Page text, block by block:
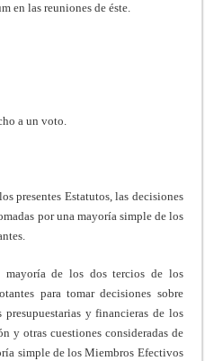
en las reuniones de éste.
a un voto.
presentes Estatutos, las decisiones
por una mayoría simple de los
mayoría de los dos tercios de los
para tomar decisiones sobre
y financieras de los
y otras cuestiones consideradas de
simple de los Miembros Efectivos